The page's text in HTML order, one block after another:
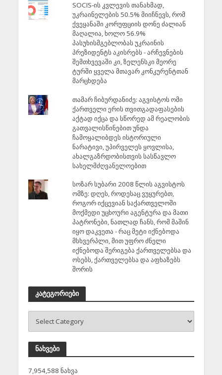
SOCIS-ის კვლევის თანახმად,
უკრაინელების 50.5% მიიჩნევს, რომ
ქვეყანაში კორუფციის დონე ძალიან
მაღალია, ხოლო 56.9%
პასუხისმგებლობას უკრაინის
პრეზიდენტს აკისრებს - არჩევნების
შემთხვევაში კი, ზელენსკი მეორე
ტურში ყველა მთავარ კონკურენტთან
მარცხდება
თამარ ჩიბურდანიძე: აგვისტოს ომი
ქართველი ერის თვითგადაფასების
აქტად იქცა და სწორედ ამ რეალობის
გათვალისწინებით უნდა
ჩამოყალიბდეს ისტორიული
ნარატივი, უპირველეს ყოვლისა,
ახალგაზრდობისთვის სასწავლო
სახელმძღვანელოებით
სოზარ სუბარი 2008 წლის აგვისტოს
ომზე: დღეს, როდესაც ვუყურებთ,
როგორ იქცევიან საქართველოში
მოქმედი უცხოური აგენტურა და მათი
პატრონები, ნათლად ჩანს, რომ მაშინ
იყო დაკვეთა - რაც მეტი იქნებოდა
მსხვერპლი, მით უფრო ძნელი
იქნებოდა შერიგება ქართველებსა და
ოსებს, ქართველებსა და აფხაზებს
შორის
კატეგორიები
ნახვები
7,954,588 ნახვა